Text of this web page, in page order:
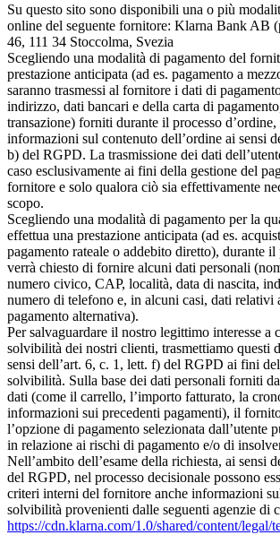
Su questo sito sono disponibili una o più
online del seguente fornitore: Klarna Bank AB
46, 111 34 Stoccolma, Svezia
Scegliendo una modalità di pagamento del
prestazione anticipata (ad es. pagamento a
saranno trasmessi al fornitore i dati di
indirizzo, dati bancari e della carta di
transazione) forniti durante il processo
informazioni sul contenuto dell’ordine ai sensi
b) del RGPD. La trasmissione dei dati
caso esclusivamente ai fini della gestione del
fornitore e solo qualora ciò sia effettivamente
scopo.
Scegliendo una modalità di pagamento per la
effettua una prestazione anticipata (ad es.
pagamento rateale o addebito diretto), durante il
verrà chiesto di fornire alcuni dati personali
numero civico, CAP, località, data di nascita,
numero di telefono e, in alcuni casi, dati relativi
pagamento alternativa).
Per salvaguardare il nostro legittimo interesse a
solvibilità dei nostri clienti, trasmettiamo questi
sensi dell’art. 6, c. 1, lett. f) del RGPD ai fini
solvibilità. Sulla base dei dati personali forniti
dati (come il carrello, l’importo fatturato, la
informazioni sui precedenti pagamenti), il
l’opzione di pagamento selezionata dall’utente
in relazione ai rischi di pagamento e/o di
Nell’ambito dell’esame della richiesta, ai sensi
del RGPD, nel processo decisionale possono
criteri interni del fornitore anche informazioni
solvibilità provenienti dalle seguenti agenzie di
https://cdn.klarna.com/1.0/shared/content/legal/